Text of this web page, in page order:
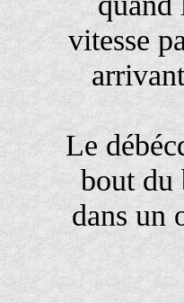
vitesse
Le
bout du
dans un